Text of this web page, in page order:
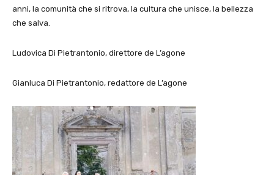
anni, la comunità che si ritrova, la cultura che unisce, la bellezza
che salva.
Ludovica Di Pietrantonio, direttore de L’agone
Gianluca Di Pietrantonio, redattore de L’agone